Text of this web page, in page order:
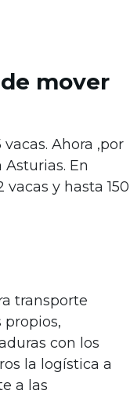
mover
Ahora ,por
En
vacas y hasta 150
transporte
con los
la logística a
a las